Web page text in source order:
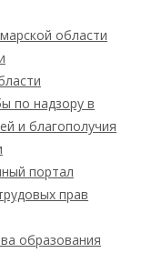
области
по надзору в
и благополучия
портал
прав
образования